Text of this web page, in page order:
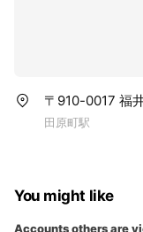
〒910-0017 福
田原町駅
You might like
Accounts others are